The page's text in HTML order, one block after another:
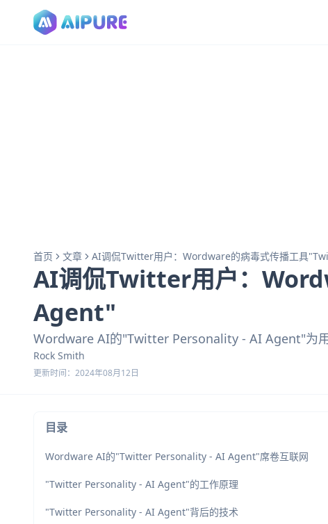
首页 文章 AI调侃Twitter用户：Wordware的病毒式传播工具
AI调侃Twitter用户：
Agent"
Wordware AI的"Twitter Personality - AI Agent"为用
Rock Smith
更新时间：2024年08月12日
目录
Wordware AI的"Twitter Personality - AI Agent"席卷互联网
"Twitter Personality - AI Agent"的工作原理
"Twitter Personality - AI Agent"背后的技术